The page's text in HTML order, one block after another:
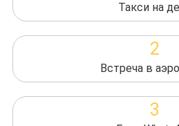
Такси на
2
Встреча в
3